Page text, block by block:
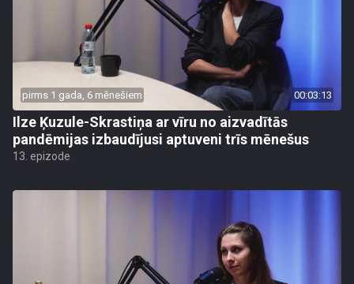
pirms 1 gada, 6 mēnešiem 00:03:13
Ilze Ķuzule-Skrastiņa ar vīru no aizvadītās
pandēmijas izbaudījusi aptuveni trīs mēnešus
13. epizode